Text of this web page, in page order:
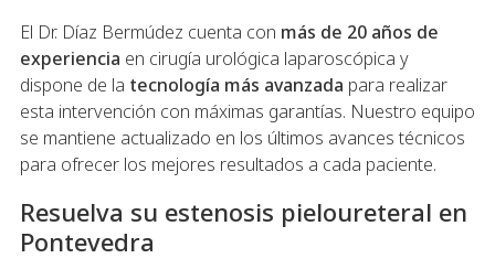
El Dr. Díaz Bermúdez cuenta con más de 20 años de
experiencia en cirugía urológica laparoscópica y
dispone de la tecnología más avanzada para realizar
esta intervención con máximas garantías. Nuestro equipo
se mantiene actualizado en los últimos avances técnicos
para ofrecer los mejores resultados a cada paciente.
Resuelva su estenosis pieloureteral en
Pontevedra